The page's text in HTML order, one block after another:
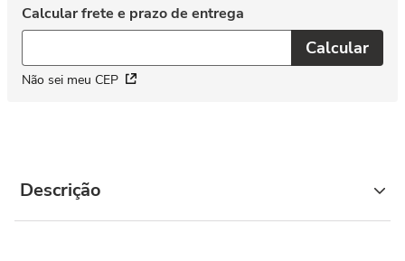
Não sei meu CEP
Descrição